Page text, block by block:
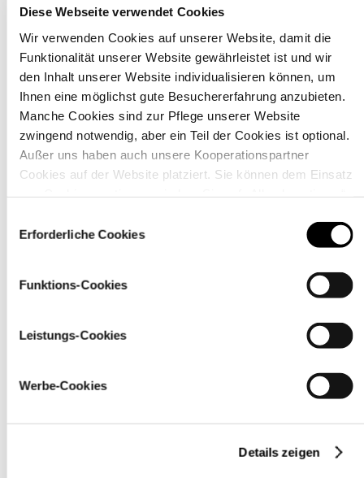
Diese Webseite verwendet Cookies
Wir verwenden Cookies auf unserer Website, damit die
Funktionalität unserer Website gewährleistet ist und wir
den Inhalt unserer Website individualisieren können, um
Ihnen eine möglichst gute Besuchererfahrung anzubieten.
Manche Cookies sind zur Pflege unserer Website
zwingend notwendig, aber ein Teil der Cookies ist optional.
Außer uns haben auch unsere Kooperationspartner
Cookies auf der Website platziert. Sie können dem Einsatz
über den Link „Cookie-Einstellungen
Erforderliche Cookies
Funktions-Cookies
Leistungs-Cookies
Werbe-Cookies
Details zeigen
Material
Pflegehinweise